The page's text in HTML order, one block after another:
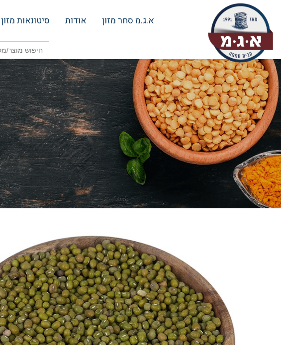
א.ג.מ סחר מזון אודות סיטונאות מזון
Search
for:
Search Button